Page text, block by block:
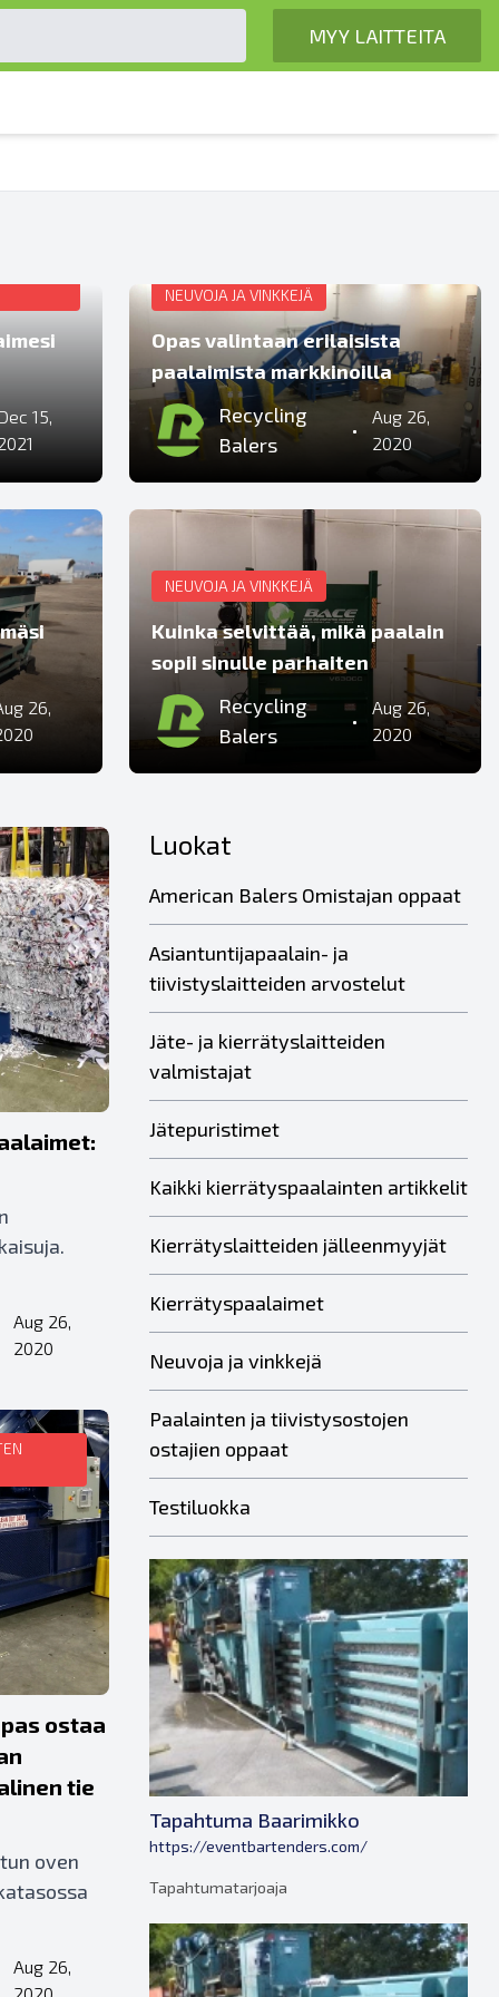
MYY LAITTEITA
15,
NEUVOJA JA VINKKEJÄ
Opas valintaan erilaisista
paalaimista markkinoilla
Recycling
Balers
•
Aug 26,
2020
26,
NEUVOJA JA VINKKEJÄ
Kuinka selvittää, mikä paalain
sopii sinulle parhaiten
Recycling
Balers
•
Aug 26,
2020
Aug 26,
2020
ostaa
tie
oven
Aug 26,
Luokat
American Balers Omistajan oppaat
Asiantuntijapaalain- ja
tiivistyslaitteiden arvostelut
Jäte- ja kierrätyslaitteiden
valmistajat
Jätepuristimet
Kaikki kierrätyspaalainten artikkelit
Kierrätyslaitteiden jälleenmyyjät
Kierrätyspaalaimet
Neuvoja ja vinkkejä
Paalainten ja tiivistysostojen
ostajien oppaat
Testiluokka
Tapahtuma Baarimikko
https://eventbartenders.com/
Tapahtumatarjoaja